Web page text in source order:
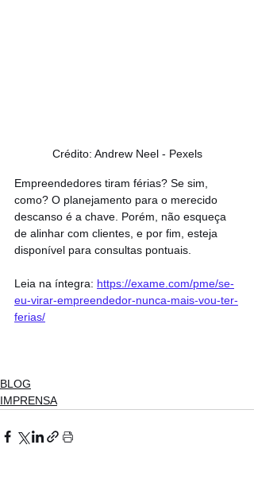
Crédito: Andrew Neel - Pexels
Empreendedores tiram férias? Se sim,
como? O planejamento para o merecido
descanso é a chave. Porém, não esqueça
de alinhar com clientes, e por fim, esteja
disponível para consultas pontuais.
Leia na íntegra: https://exame.com/pme/se-
eu-virar-empreendedor-nunca-mais-vou-ter-
ferias/
BLOG
IMPRENSA